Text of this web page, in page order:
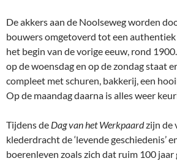
De akkers aan de Noolseweg worden
bouwers omgetoverd tot een authentiek
het begin van de vorige eeuw, rond
op de woensdag en op de zondag staat
compleet met schuren, bakkerij, een
Op de maandag daarna is alles weer
Tijdens de Dag van het Werkpaardzijn de
klederdracht de ‘levende geschiedenis’
boerenleven zoals zich dat ruim 100 jaar